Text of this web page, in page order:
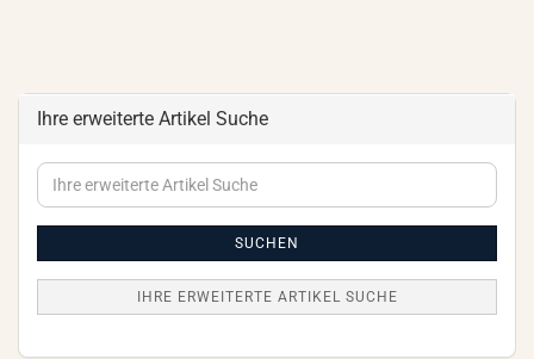
Ihre erweiterte Artikel Suche
Ihre
erweiterte
SUCHEN
IHRE ERWEITERTE ARTIKEL SUCHE